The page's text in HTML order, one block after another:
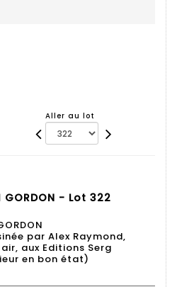
Aller au lot
GORDON - Lot 322
par Alex Raymond,
aux Editions Serg
en bon état)